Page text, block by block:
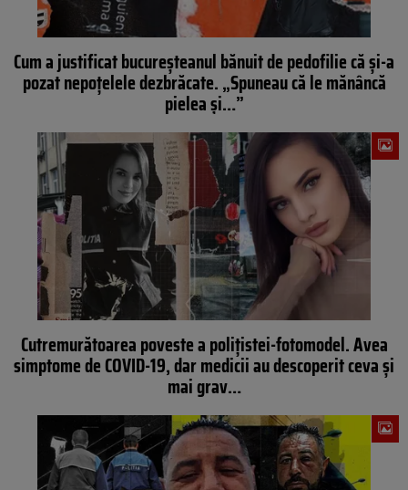
Cum a justificat bucureșteanul bănuit de pedofilie că și-a
pozat nepoțelele dezbrăcate. „Spuneau că le mănâncă
pielea și…”
Cutremurătoarea poveste a polițistei-fotomodel. Avea
simptome de COVID-19, dar medicii au descoperit ceva și
mai grav…